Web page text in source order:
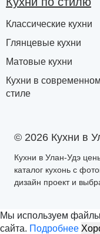
© 2026 Кухни в
Кухни в Улан-Удэ
каталог кухонь с
дизайн проект и
Классические кухни
Глянцевые кухни
Матовые кухни
Кухни в современном
стиле
Мы используем
сайта. Подробнее